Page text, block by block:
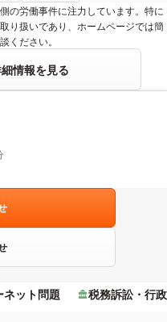
の労働事件に注力しています。特に
り扱いであり、ホームページでは簡
ください。
情報を見る
ット問題 税務訴訟・行